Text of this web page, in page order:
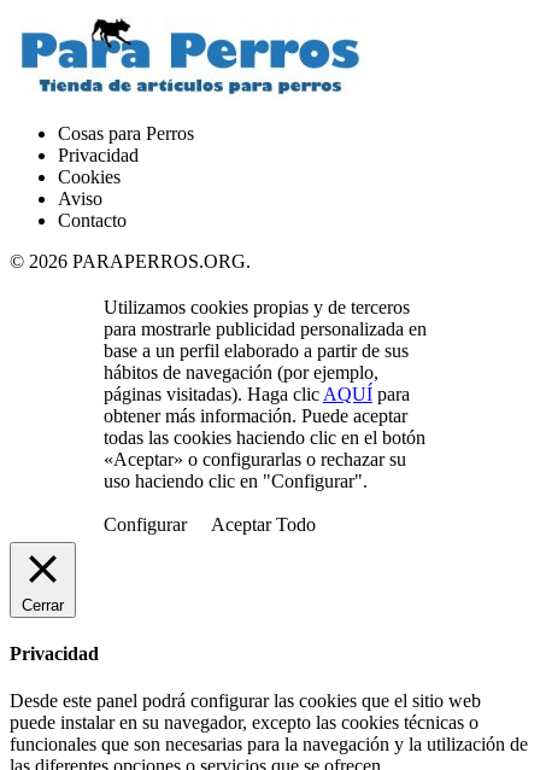
Cosas para Perros
Privacidad
Cookies
Aviso
Contacto
© 2026 PARAPERROS.ORG.
Utilizamos cookies propias y de terceros
para mostrarle publicidad personalizada en
base a un perfil elaborado a partir de sus
hábitos de navegación (por ejemplo,
páginas visitadas). Haga clic AQUÍpara
obtener más información. Puede aceptar
todas las cookies haciendo clic en el botón
«Aceptar» o configurarlas o rechazar su
uso haciendo clic en "Configurar".
Configurar Aceptar Todo
Cerrar
Privacidad
Desde este panel podrá configurar las cookies que el sitio web
puede instalar en su navegador, excepto las cookies técnicas o
funcionales que son necesarias para la navegación y la utilización de